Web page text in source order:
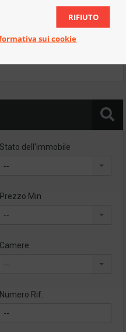
Stato dell'immobile
--
Prezzo Min
--
Camere
--
Numero Rif.
RIFIUTO
sui cookie